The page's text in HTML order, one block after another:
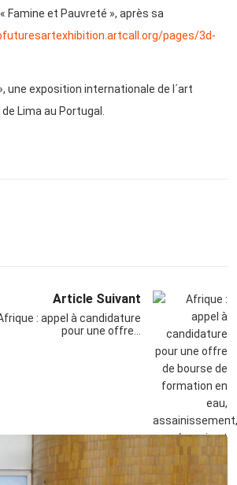
Famine et Pauvreté », après sa
pages/3d-
une exposition internationale de l´art
Lima au Portugal.
Article Suivant
: appel à candidature
pour une offre…